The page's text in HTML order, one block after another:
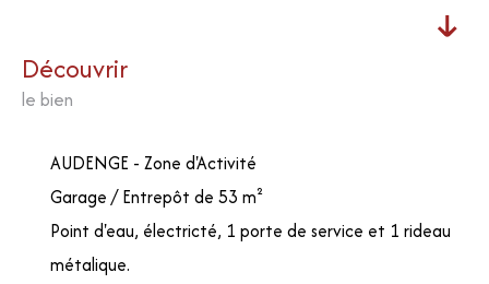
découvrir
le bien
AUDENGE - Zone d'Activité
Garage / Entrepôt de 53 m²
Point d'eau, électricté, 1 porte de service et 1 rideau
métalique.